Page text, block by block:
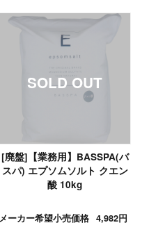
[廃盤]【業務用】BASSPA(バ
スパ) エプソムソルト クエン
酸 10kg
メーカー希望小売価格 4,982円